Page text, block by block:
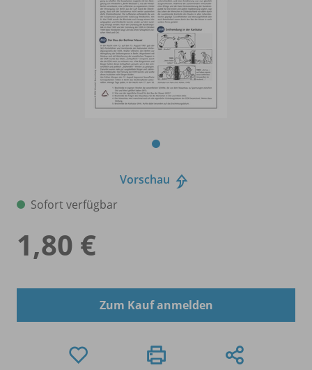
Vorschau
Sofort verfügbar
1,80 €
Zum Kauf anmelden